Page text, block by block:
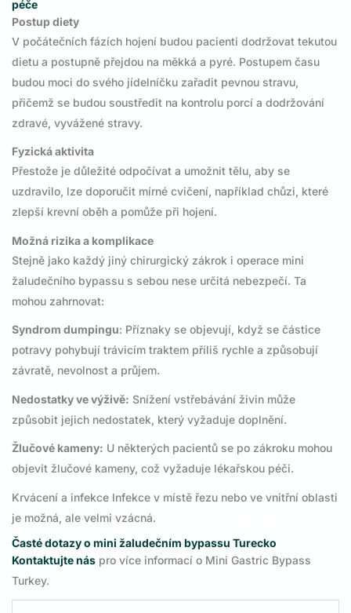
péče
Postup diety
V počátečních fázích hojení budou pacienti dodržovat tekutou
dietu a postupně přejdou na měkká a pyré. Postupem času
budou moci do svého jídelníčku zařadit pevnou stravu,
přičemž se budou soustředit na kontrolu porcí a dodržování
zdravé, vyvážené stravy.
Fyzická aktivita
Přestože je důležité odpočívat a umožnit tělu, aby se
uzdravilo, lze doporučit mírné cvičení, například chůzi, které
zlepší krevní oběh a pomůže při hojení.
Možná rizika a komplikace
Stejně jako každý jiný chirurgický zákrok i operace mini
žaludečního bypassu s sebou nese určitá nebezpečí. Ta
mohou zahrnovat:
Syndrom dumpingu: Příznaky se objevují, když se částice
potravy pohybují trávicím traktem příliš rychle a způsobují
závratě, nevolnost a průjem.
Nedostatky ve výživě: Snížení vstřebávání živin může
způsobit jejich nedostatek, který vyžaduje doplnění.
Žlučové kameny: U některých pacientů se po zákroku mohou
objevit žlučové kameny, což vyžaduje lékařskou péči.
Krvácení a infekce Infekce v místě řezu nebo ve vnitřní oblasti
je možná, ale velmi vzácná.
Časté dotazy o mini žaludečním bypassu Turecko
Kontaktujte nás pro více informací o Mini Gastric Bypass
Turkey.